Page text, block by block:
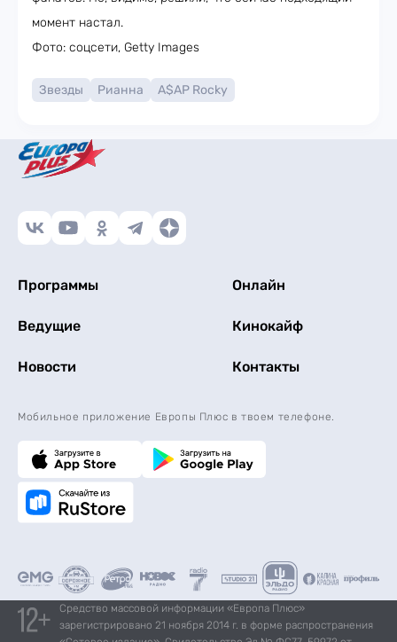
момент настал.
Фото: соцсети, Getty Images
Звезды Рианна A$AP Rocky
Программы Онлайн
Ведущие Кинокайф
Новости Контакты
Мобильное приложение Европы Плюс в твоем телефоне.
Средство массовой информации «Европа Плюс»
зарегистрировано 21 ноября 2014 г. в форме распространения